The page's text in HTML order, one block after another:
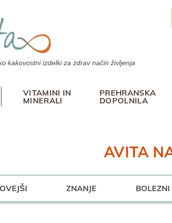
kakovostni izdelki za zdrav način življenja
VITAMINI IN
MINERALI
PREHRANSKA
DOPOLNILA
AVITA
ZNANJE BOLEZNI